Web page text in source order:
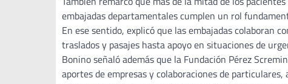
embajadas departamentales cumplen un rol
En ese sentido, explicó que las embajadas colaboran
traslados y pasajes hasta apoyo en situaciones de
Bonino señaló además que la Fundación Pérez
aportes de empresas y colaboraciones de